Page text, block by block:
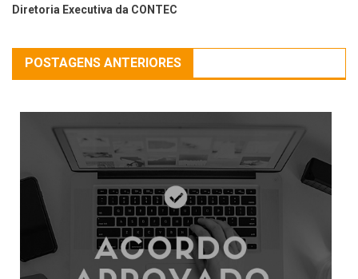
Diretoria Executiva da CONTEC
POSTAGENS ANTERIORES